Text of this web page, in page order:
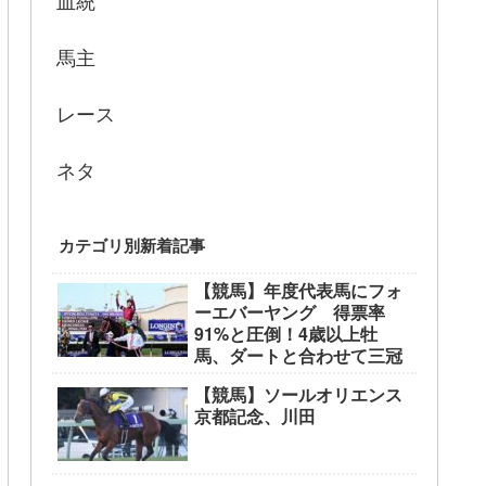
馬主
レース
ネタ
カテゴリ別新着記事
【競馬】年度代表馬にフォ
ーエバーヤング 得票率
91%と圧倒！4歳以上牡
馬、ダートと合わせて三冠
【競馬】ソールオリエンス
京都記念、川田